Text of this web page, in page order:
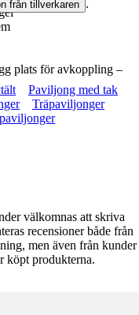
plats för avkoppling –
från tillverkaren .
Paviljong med tak
Träpaviljonger
välkomnas att skriva
recensioner både från
men även från kunder
köpt produkterna.